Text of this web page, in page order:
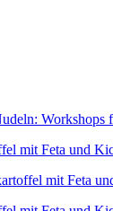
mit Feta und
mit Feta